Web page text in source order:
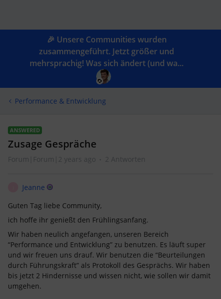
🎉 Unsere Communities wurden
zusammengeführt. Jetzt größer und
mehrsprachig! Was sich ändert (und wa...
Performance & Entwicklung
ANSWERED
Zusage Gespräche
Forum|Forum|2 years ago 2 Antworten
Jeanne
Guten Tag liebe Community,
ich hoffe ihr genießt den Frühlingsanfang.
Wir haben neulich angefangen, unseren Bereich
“Performance und Entwicklung” zu benutzen. Es läuft super
und wir freuen uns drauf. Wir benutzen die “Beurteilungen
durch Führungskraft” als Protokoll des Gesprächs. Wir haben
bis jetzt 2 Hindernisse und wissen nicht, wie sollen wir damit
umgehen.